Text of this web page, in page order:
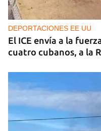
DEPORTACIONES EE UU
El ICE envía a la
cuatro cubanos, a la